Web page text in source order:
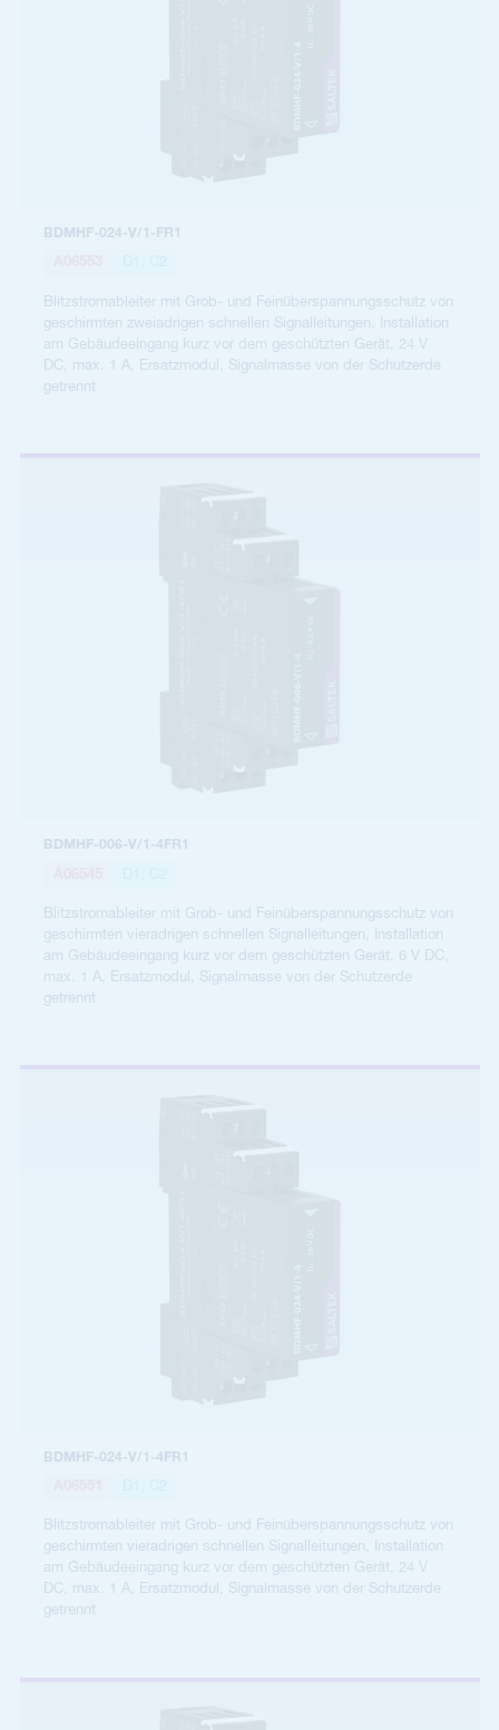
BDMHF-024-V/1-FR1
Blitzstromableiter mit Grob- und Feinüberspannungsschutz von
geschirmten zweiadrigen schnellen Signalleitungen, Installation
am Gebäudeeingang kurz vor dem geschützten Gerät, 24 V
DC, max. 1 A, Ersatzmodul, Signalmasse von der Schutzerde
getrennt
BDMHF-006-V/1-4FR1
Blitzstromableiter mit Grob- und Feinüberspannungsschutz von
geschirmten vieradrigen schnellen Signalleitungen, Installation
am Gebäudeeingang kurz vor dem geschützten Gerät, 6 V DC,
max. 1 A, Ersatzmodul, Signalmasse von der Schutzerde
getrennt
BDMHF-024-V/1-4FR1
Blitzstromableiter mit Grob- und Feinüberspannungsschutz von
geschirmten vieradrigen schnellen Signalleitungen, Installation
am Gebäudeeingang kurz vor dem geschützten Gerät, 24 V
DC, max. 1 A, Ersatzmodul, Signalmasse von der Schutzerde
getrennt